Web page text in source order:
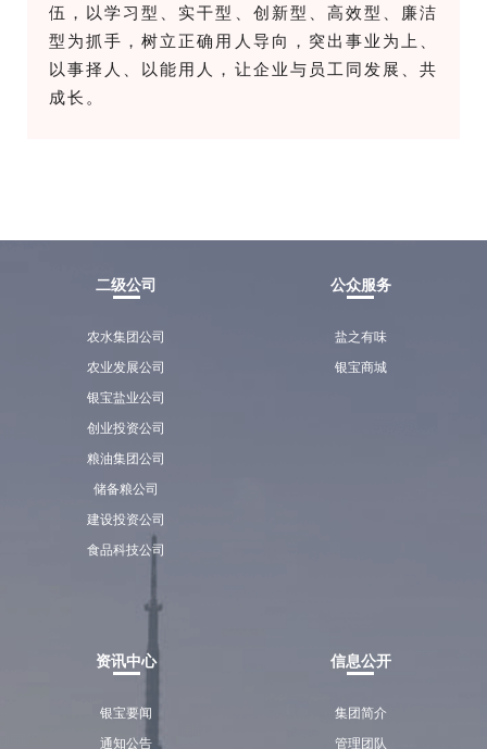
伍，以学习型、实干型、创新型、高效型、廉洁
型为抓手，树立正确用人导向，突出事业为上、
以事择人、以能用人，让企业与员工同发展、共
成长。
二级公司
农水集团公司
农业发展公司
银宝盐业公司
创业投资公司
粮油集团公司
储备粮公司
建设投资公司
食品科技公司
公众服务
盐之有味
银宝商城
资讯中心
银宝要闻
通知公告
信息公开
集团简介
管理团队